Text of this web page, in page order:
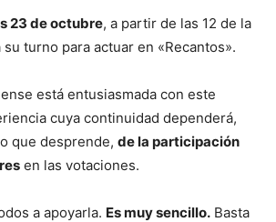
23 de octubre, a partir de las 12 de la
turno para actuar en «Recantos».
está entusiasmada con este
cuya continuidad dependerá,
que desprende, de la participación
en las votaciones.
a apoyarla. Es muy sencillo. Basta